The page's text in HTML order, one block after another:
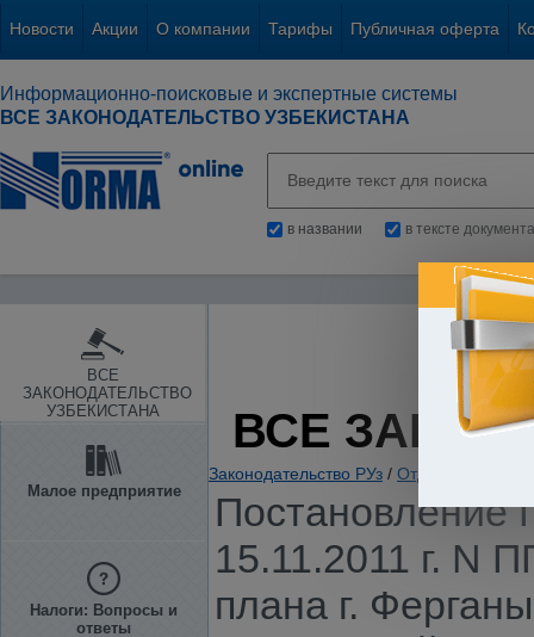
Новости Акции О компании Тарифы Публичная оферта
Информационно-поисковые и экспертные системы
ВСЕ ЗАКОНОДАТЕЛЬСТВО УЗБЕКИСТАНА
в названии в тексте документа
ВСЕ
ЗАКОНОДАТЕЛЬСТВО
УЗБЕКИСТАНА
Малое предприятие
Налоги: Вопросы и
ответы
ВСЕ
Законодательство РУз / Отдельные
Постановление
15.11.2011 г. N
плана г.